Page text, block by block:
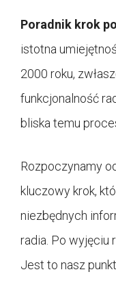
Poradnik krok
istotna
2000 roku,
funkcjonalność
bliska temu
Rozpoczynamy
kluczowy krok,
niezbędnych
radia. Po wyjęciu
Jest to nasz